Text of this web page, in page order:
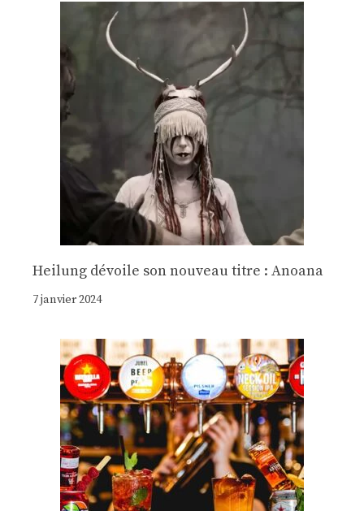
Heilung dévoile son nouveau titre : Anoana
7 janvier 2024